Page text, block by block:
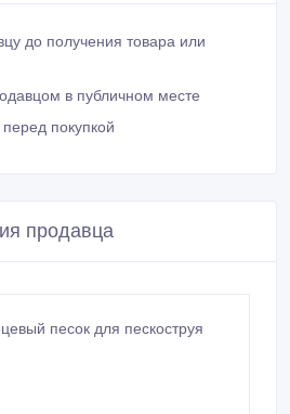
до получения товара или
в публичном месте
покупкой
продавца
песок для пескоструя